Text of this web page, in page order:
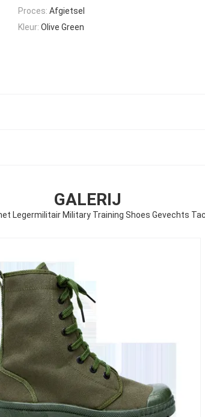
Proces: Afgietsel
Kleur: Olive Green
GALERIJ
Legermilitair Military Training Shoes Gevechts